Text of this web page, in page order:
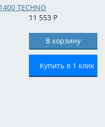
11 553 Р
Купить в 1 клик